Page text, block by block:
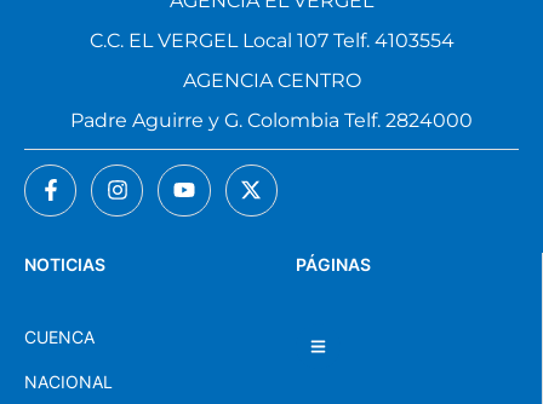
C.C. EL VERGEL Local 107 Telf. 4103554
AGENCIA CENTRO
Padre Aguirre y G. Colombia Telf. 2824000